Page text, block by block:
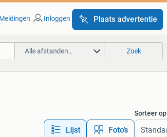
Meldingen Inloggen Plaats advertentie
Alle afstanden… Zoek
Lijst Foto’s
Sorteer op